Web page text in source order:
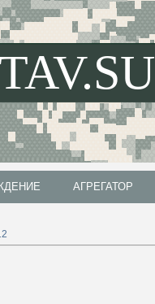
АГРЕГАТОР